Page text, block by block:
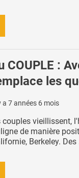
COUPLE :
les
a 7 années 6 mois
couples vieillissent,
de manière
Berkeley. Des